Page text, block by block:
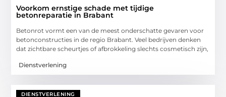
Voorkom ernstige schade met tijdige
betonreparatie in Brabant
Betonrot vormt een van de meest onderschatte gevaren voor
betonconstructies in de regio Brabant. Veel bedrijven denken
dat zichtbare scheurtjes of afbrokkeling slechts cosmetisch zijn,
Dienstverlening
DIENSTVERLENING